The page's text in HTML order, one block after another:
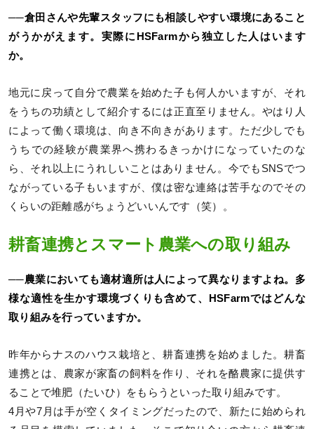
──倉田さんや先輩スタッフにも相談しやすい環境にあること
がうかがえます。実際にHSFarmから独立した人はいます
か。
地元に戻って自分で農業を始めた子も何人かいますが、それ
をうちの功績として紹介するには正直至りません。やはり人
によって働く環境は、向き不向きがあります。ただ少しでも
うちでの経験が農業界へ携わるきっかけになっていたのな
ら、それ以上にうれしいことはありません。今でもSNSでつ
ながっている子もいますが、僕は密な連絡は苦手なのでその
くらいの距離感がちょうどいいんです（笑）。
耕畜連携とスマート農業への取り組み
──農業においても適材適所は人によって異なりますよね。多
様な適性を生かす環境づくりも含めて、HSFarmではどんな
取り組みを行っていますか。
昨年からナスのハウス栽培と、耕畜連携を始めました。耕畜
連携とは、農家が家畜の飼料を作り、それを酪農家に提供す
ることで堆肥（たいひ）をもらうといった取り組みです。
4月や7月は手が空くタイミングだったので、新たに始められ